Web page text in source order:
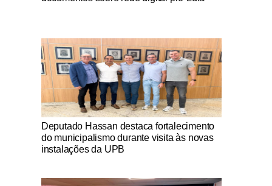
Notícias Católicas
Deputado Hassan destaca fortalecimento
do municipalismo durante visita às novas
instalações da UPB